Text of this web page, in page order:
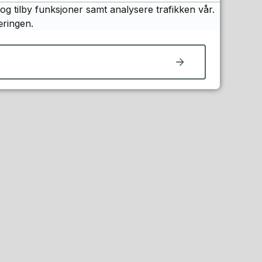
tilby funksjoner samt analysere trafikken vår.